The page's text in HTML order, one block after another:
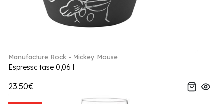
Manufacture Rock - Mickey Mouse
Espresso tase 0,06 l
23.50€